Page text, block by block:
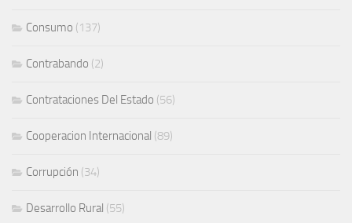
Consumo (137)
Contrabando (2)
Contrataciones Del Estado (56)
Cooperacion Internacional (89)
Corrupción (34)
Desarrollo Rural (55)